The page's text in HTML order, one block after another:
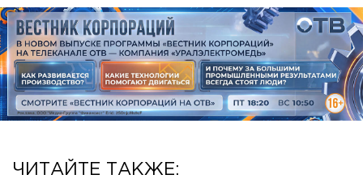
ЧИТАЙТЕ ТАКЖЕ: